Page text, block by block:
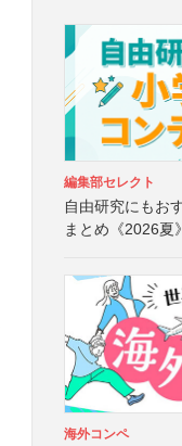
編集部セレクト
自由研究にもお
まとめ《2026夏》
海外コンペ